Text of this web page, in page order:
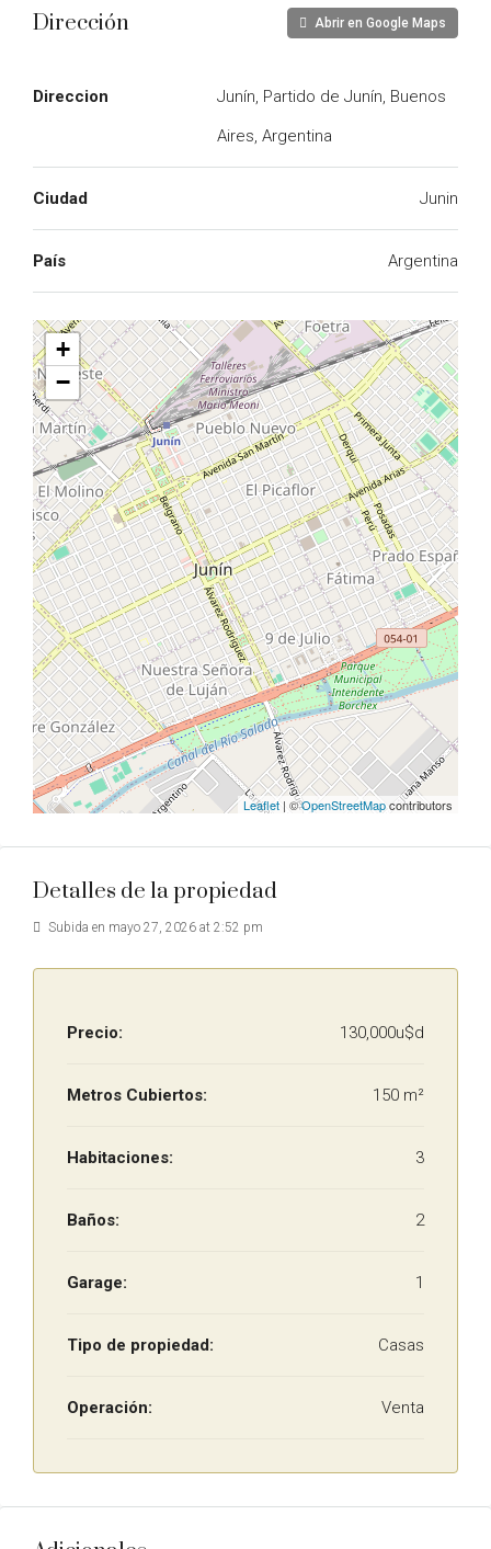
Dirección Abrir en Google Maps
Direccion
Junín, Partido de Junín, Buenos
Aires, Argentina
Ciudad Junin
País Argentina
+
−
Leaflet | ©OpenStreetMapcontributors
Detalles de la propiedad
Subida en mayo 27, 2026 at 2:52 pm
Precio: 130,000u$d
Metros Cubiertos: 150 m²
Habitaciones: 3
Baños: 2
Garage: 1
Tipo de propiedad: Casas
Operación: Venta